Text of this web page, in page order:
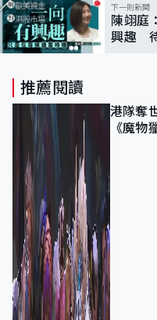
下一則新聞
陳翊庭
興趣
推薦閱讀
港隊奪
《魔